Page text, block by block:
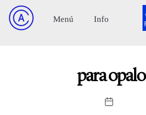
para opalo